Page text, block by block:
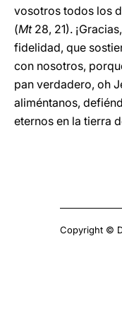
vosotros todos los
(Mt28, 21).
fidelidad, que
con nosotros,
pan verdadero, oh
aliméntanos,
eternos en la tierra
Copyright ©